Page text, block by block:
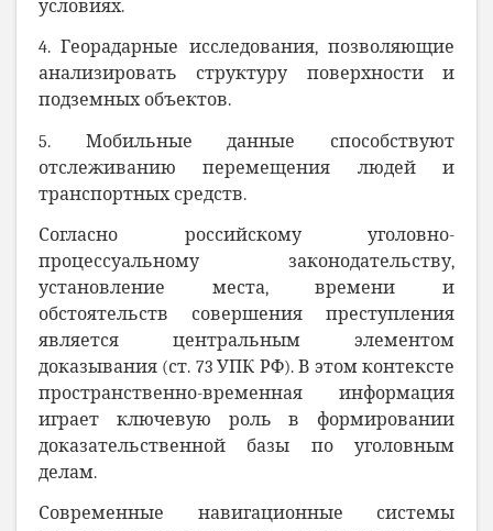
условиях.
4. Георадарные исследования, позволяющие
анализировать структуру поверхности и
подземных объектов.
5. Мобильные данные способствуют
отслеживанию перемещения людей и
транспортных средств.
Согласно российскому уголовно-
процессуальному законодательству,
установление места, времени и
обстоятельств совершения преступления
является центральным элементом
доказывания (ст. 73 УПК РФ). В этом контексте
пространственно-временная информация
играет ключевую роль в формировании
доказательственной базы по уголовным
делам.
Современные навигационные системы